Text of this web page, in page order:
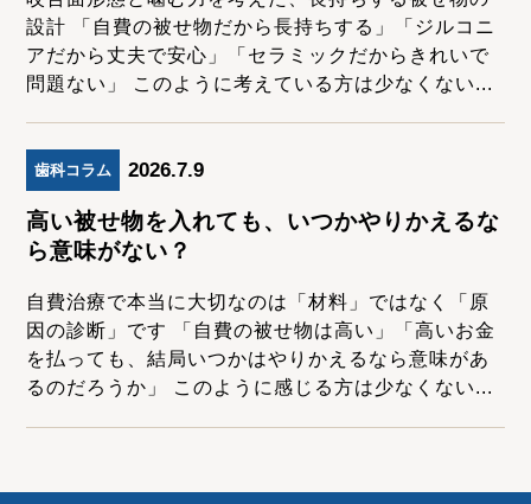
設計 「自費の被せ物だから長持ちする」「ジルコニ
アだから丈夫で安心」「セラミックだからきれいで
問題ない」 このように考えている方は少なくない...
歯科コラム 2026.7.9
高い被せ物を入れても、いつかやりかえるな
ら意味がない？
自費治療で本当に大切なのは「材料」ではなく「原
因の診断」です 「自費の被せ物は高い」「高いお金
を払っても、結局いつかはやりかえるなら意味があ
るのだろうか」 このように感じる方は少なくない...